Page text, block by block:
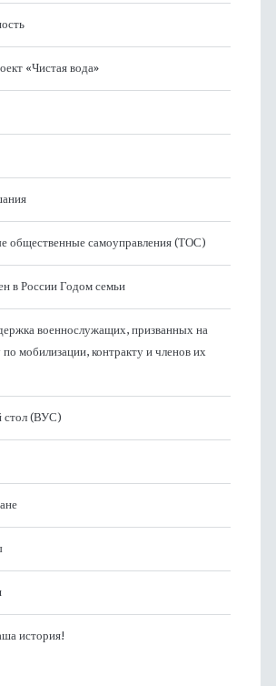
«Чистая вода»
общественные самоуправления (ТОС)
в России Годом семьи
военнослужащих, призванных на
мобилизации, контракту и членов их
стол (ВУС)
история!